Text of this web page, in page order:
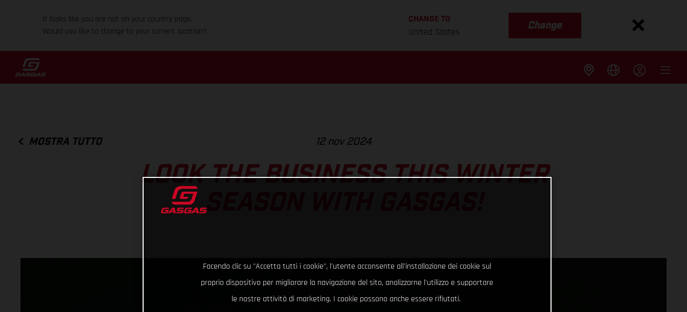
It looks like you are not on your country page.
Would you like to change to your current location?
CHANGE TO
United States
Change
MOSTRA TUTTO 12 nov 2024
LOOK THE BUSINESS THIS WINTER
SEASON WITH GASGAS!
Facendo clic su "Accetta tutti i cookie", l'utente acconsente all'installazione dei cookie sul
proprio dispositivo per migliorare la navigazione del sito, analizzarne l'utilizzo e supportare
le nostre attività di marketing. I cookie possono anche essere rifiutati.